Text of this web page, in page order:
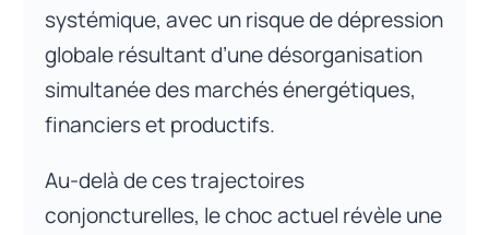
systémique, avec un risque de dépression
globale résultant d’une désorganisation
simultanée des marchés énergétiques,
financiers et productifs.
Au-delà de ces trajectoires
conjoncturelles, le choc actuel révèle une